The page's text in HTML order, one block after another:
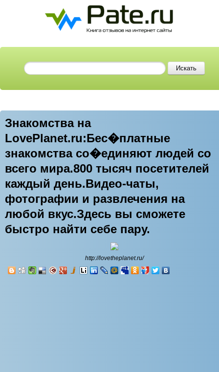
Знакомства на
LovePlanet.ru:Бес�платные
знакомства со�единяют людей со
всего мира.800 тысяч посетителей
каждый день.Видео-чаты,
фотографии и развлечения на
любой вкус.Здесь вы сможете
быстро найти себе пару.
http://lovetheplanet.ru/